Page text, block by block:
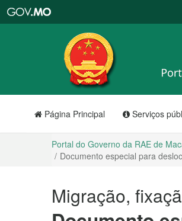
RAE
de
Macau
Página Principal Serviços
Portal do Governo da RAE de
Documento especial para
Migração,